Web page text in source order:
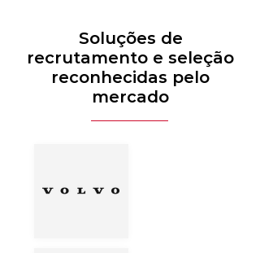
Soluções de
recrutamento e seleção
reconhecidas pelo
mercado